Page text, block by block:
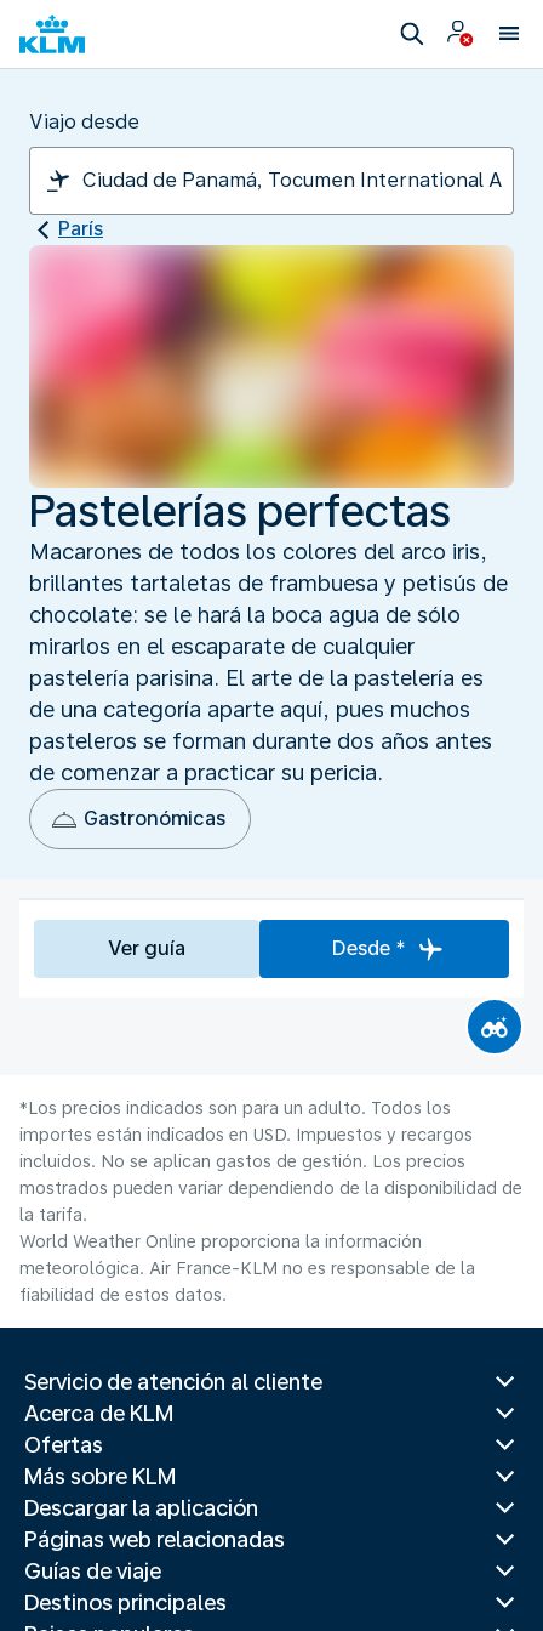
Viajo desde
París
Pastelerías perfectas
Macarones de todos los colores del arco iris,
brillantes tartaletas de frambuesa y petisús de
chocolate: se le hará la boca agua de sólo
mirarlos en el escaparate de cualquier
pastelería parisina. El arte de la pastelería es
de una categoría aparte aquí, pues muchos
pasteleros se forman durante dos años antes
de comenzar a practicar su pericia.
Gastronómicas
Ver guía Desde *
*Los precios indicados son para un adulto. Todos los
importes están indicados en USD. Impuestos y recargos
incluidos. No se aplican gastos de gestión. Los precios
mostrados pueden variar dependiendo de la disponibilidad de
la tarifa.
World Weather Online proporciona la información
meteorológica. Air France-KLM no es responsable de la
fiabilidad de estos datos.
Servicio de atención al cliente
Acerca de KLM
Ofertas
Más sobre KLM
Descargar la aplicación
Páginas web relacionadas
Guías de viaje
Destinos principales